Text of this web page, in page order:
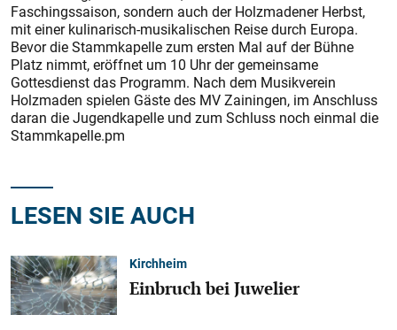
Faschingssaison, sondern auch der Holzmadener Herbst,
mit einer kulinarisch-musikalischen Reise durch Europa.
Bevor die Stammkapelle zum ersten Mal auf der Bühne
Platz nimmt, eröffnet um 10 Uhr der gemeinsame
Gottesdienst das Programm. Nach dem Musikverein
Holzmaden spielen Gäste des MV Zainingen, im Anschluss
daran die Jugendkapelle und zum Schluss noch einmal die
Stammkapelle.pm
LESEN SIE AUCH
Kirchheim
Einbruch bei Juwelier